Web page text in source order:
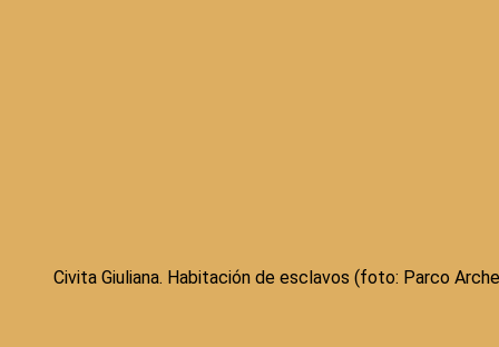
Civita Giuliana. Habitación de esclavos (foto: Parco